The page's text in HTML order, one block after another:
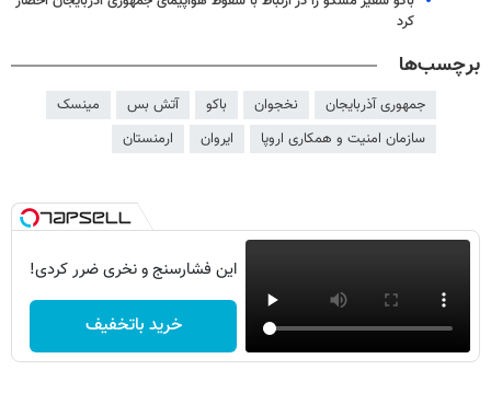
کرد
برچسب‌ها
جمهوری آذربایجان نخجوان باکو آتش بس
مینسک
سازمان امنیت و همکاری اروپا
ایروان ارمنستان
این فشارسنج و نخری ضرر کردی!
خرید باتخفیف